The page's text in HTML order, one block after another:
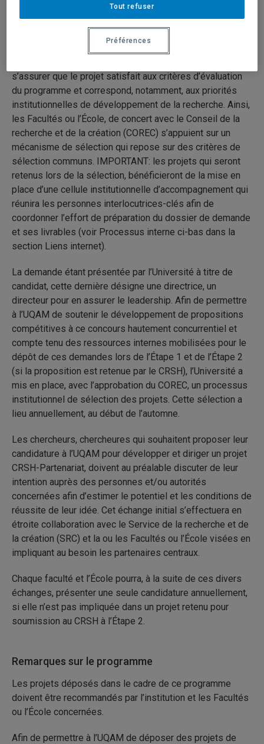
Sélection interne annuelle du projet et de la direction
s’assurer que le projet satisfait aux critères d’évaluation
du programme et correspond, notamment, aux priorités
institutionnelles de développement de la recherche. Ainsi,
les Facultés ou l’École, de concert avec le Conseil de la
recherche et de la création (COREC) s’appuient sur un
mécanisme de sélection qui repose sur des critères de
sélection communs. IMPORTANT: les projets qui seront
retenus lors de la sélection, bénéficieront de la mise en
place d’une cellule institutionnelle d’accompagnement qui
réunira les personnes interlocutrices-clés afin de
coordonner l’effort de préparation du dossier de demande
et ses livrables (voir Processus interne ci-bas dans la
section Liens internet).
La demande étant présentée par l’Université à titre de
candidat, cette dernière désigne une directrice, un
directeur pour en assurer le leadership. Afin de permettre
à l’UQAM de soutenir le développement de propositions
compétitives à ce concours hautement concurrentiel et
compte tenu des ressources internes mobilisées pour le
dépôt de ces demandes lors de l’Étape 1 et de l’Étape 2
(si la proposition est retenue par le CRSH), l’Université a
mis en place, avec l’approbation du COREC, un processus
institutionnel de sélection des projets. Cette sélection a
lieu annuellement, au début de l’automne.
Les chercheurs, chercheures qui souhaitent proposer leur
candidature à l’UQAM pour développer et diriger un projet
CRSH-Partenariat, doivent au préalable discuter de leur
intention auprès des personnes et/ou autorités
concernées afin d’estimer le potentiel et les conditions de
réussite de leur idée. Cet échange initial s’effectuera en
étroite collaboration avec le Service de la recherche et de
la création (SRC) et la ou les Facultés ou l’École visées en
impliquant au besoin les partenaires centraux.
Chaque faculté et l’École pourra, à la suite de ces divers
échanges, présenter une seule candidature annuellement,
si elle n’est pas impliquée dans un projet retenu pour
soumission au CRSH à l’Étape 2.
Remarques sur le programme
Les projets déposés dans le cadre de ce programme
doivent être recommandés par l’institution et les Facultés
ou l’École concernées.
Afin de permettre à l’UQAM de déposer des projets de
Tout refuser
Préférences